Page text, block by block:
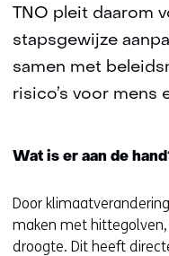
TNO pleit daarom
stapsgewijze
samen met
risico’s voor mens
Wat is er aan de
Door
maken met
droogte. Dit heeft